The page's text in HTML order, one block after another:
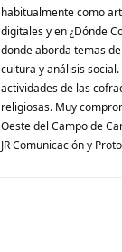
habitualmente como
digitales y en ¿Dónde
donde aborda temas
cultura y análisis
actividades de las
religiosas. Muy
Oeste del Campo de
JR Comunicación y